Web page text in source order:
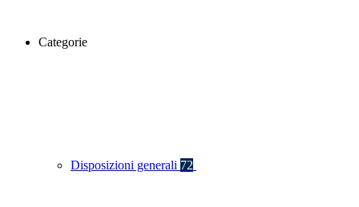
Categorie
Disposizioni generali 72